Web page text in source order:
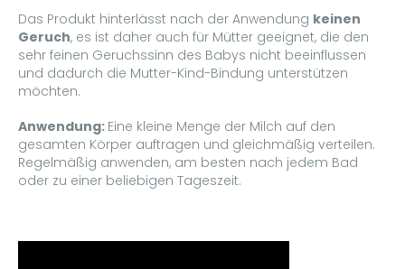
Das Produkt hinterlässt nach der Anwendung keinen
Geruch, es ist daher auch für Mütter geeignet, die den
sehr feinen Geruchssinn des Babys nicht beeinflussen
und dadurch die Mutter-Kind-Bindung unterstützen
möchten.
Anwendung: Eine kleine Menge der Milch auf den
gesamten Körper auftragen und gleichmäßig verteilen.
Regelmäßig anwenden, am besten nach jedem Bad
oder zu einer beliebigen Tageszeit.